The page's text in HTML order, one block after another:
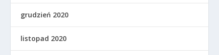
grudzień 2020
listopad 2020